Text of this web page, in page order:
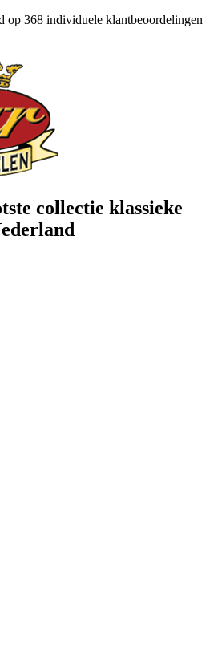
op 368 individuele klantbeoordelingen
collectie klassieke